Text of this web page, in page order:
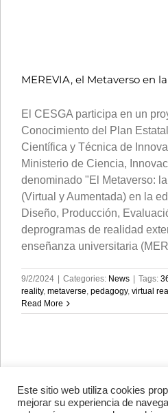
MEREVIA, el Metaverso en
El CESGA participa en un
Conocimiento del Plan
Científica y Técnica de
Ministerio de Ciencia,
denominado "El Metaverso:
(Virtual y Aumentada) en la
Diseño, Producción,
deprogramas de realidad
enseñanza universitaria
9/2/2024 | Categories: News | Tags:
reality, metaverse pedagogy, virtual
Read More
Avenida de Vigo, s/n 15705
Santiago de Compostela, A
Este sitio web utiliza cookies
mejorar su experiencia de